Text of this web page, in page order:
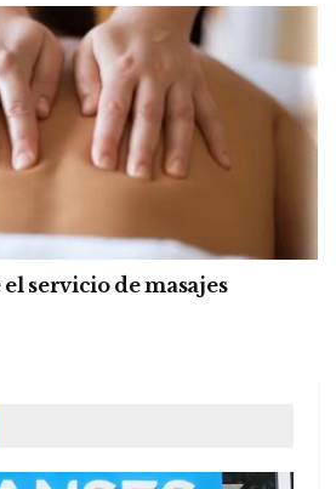
servicio de masajes